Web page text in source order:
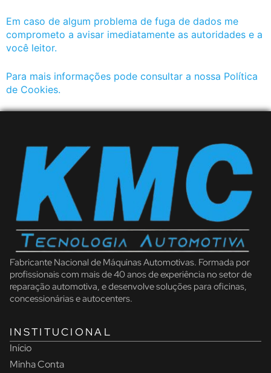
Em caso de algum problema de fuga de dados me
comprometo a avisar imediatamente as autoridades e a
você leitor.
Para mais informações pode consultar a nossa Política
de Cookies.
Fabricante Nacional de Máquinas Automotivas. Formada por
profissionais com mais de 40 anos de experiência no setor de
reparação automotiva, e desenvolve soluções para oficinas,
concessionárias e autocenters.
INSTITUCIONAL
Início
Minha Conta